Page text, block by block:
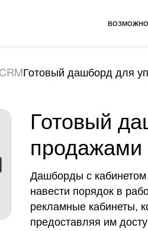
Готовый дашборд для
Готовый
продажами
Дашборды с кабинетом
навести порядок в
рекламные кабинеты,
предоставляя им